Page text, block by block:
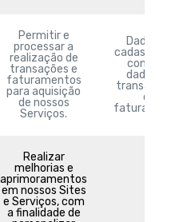
Permitir e
processar a
realização de
transações e
faturamentos
para aquisição
de nossos
Serviços.
Dados de
cadastro e de
contato,
dados de
transações e
de
faturamento.
Realizar
melhorias e
aprimoramentos
em nossos Sites
e Serviços, com
a finalidade de